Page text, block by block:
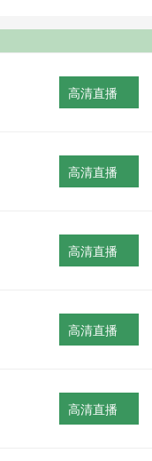
高清直播
高清直播
高清直播
高清直播
高清直播